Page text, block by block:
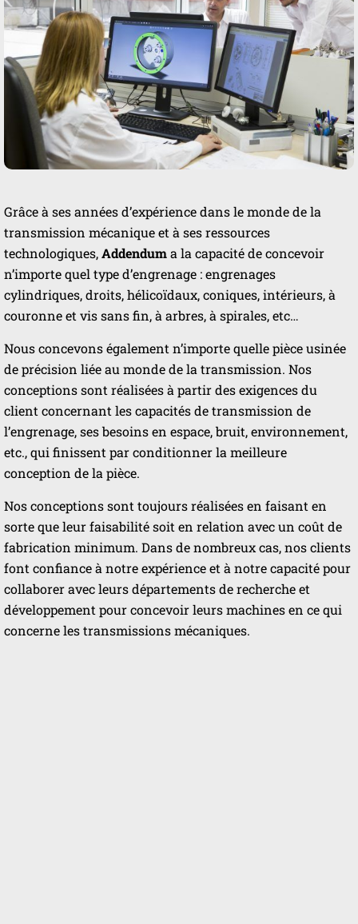
Grâce à ses années d’expérience dans le monde de la
transmission mécanique et à ses ressources
technologiques,Addenduma la capacité de concevoir
n’importe quel type d’engrenage : engrenages
cylindriques, droits, hélicoïdaux, coniques, intérieurs, à
couronne et vis sans fin, à arbres, à spirales, etc…
Nous concevons également n’importe quelle pièce usinée
de précision liée au monde de la transmission. Nos
conceptions sont réalisées à partir des exigences du
client concernant les capacités de transmission de
l’engrenage, ses besoins en espace, bruit, environnement,
etc., qui finissent par conditionner la meilleure
conception de la pièce.
Nos conceptions sont toujours réalisées en faisant en
sorte que leur faisabilité soit en relation avec un coût de
fabrication minimum. Dans de nombreux cas, nos clients
font confiance à notre expérience et à notre capacité pour
collaborer avec leurs départements de recherche et
développement pour concevoir leurs machines en ce qui
concerne les transmissions mécaniques.